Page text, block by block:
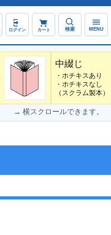
ログイン カート 検索 MENU
中綴じ
・ホチキスあり
・ホチキスなし
（スクラム製本）
→ 横スクロールできます。